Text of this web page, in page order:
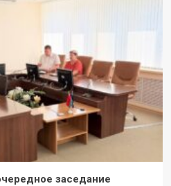
заседание